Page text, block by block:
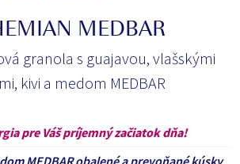
MEDBAR
granola s guajavou, vlašskými
kivi a medom MEDBAR
pre Váš príjemný začiatok dňa!
MEDBAR obalené a prevoňané kúsky